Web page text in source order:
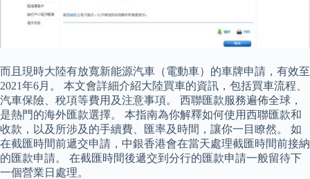
而且現時大陸有放寬新能源汽車（電動車）的車牌申請，有效至
2021年6月。 本文會詳細介紹大陸買車的資訊，包括買車流程、
汽車保險、稅項等費用及注意事項。 西聯匯款服務遍佈全球，
是熱門的海外匯款選擇。 本指南為你解釋如何使用西聯匯款和
收款，以及所涉及的手續費、匯率及時間，讓你一目瞭然。 如
在截匯時間前遞交申請，中銀香港會在當天處理截匯時間前接納
的匯款申請。 在截匯時間後遞交到分行的匯款申請一般留待下
一個營業日處理。